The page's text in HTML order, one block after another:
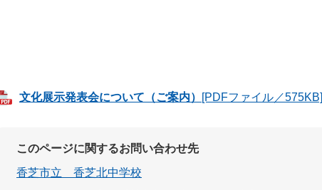
文化展示発表会について（ご案内） [PDFファイル／575KB]
このページに関するお問い合わせ先
香芝市立 香芝北中学校